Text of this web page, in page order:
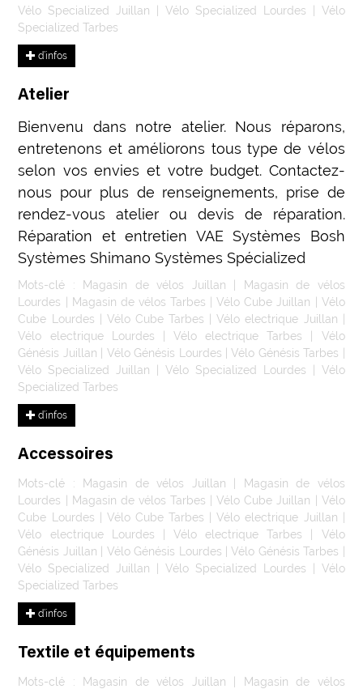
Vélo Specialized Juillan |Vélo Specialized Lourdes
Vélo
Specialized Tarbes
d’infos
Atelier
Bienvenu dans notre atelier. Nous réparons,
entretenons et améliorons tous type de vélos
selon vos envies et votre budget. Contactez-
nous pour plus de renseignements, prise de
rendez-vous atelier ou devis de réparation.
Réparation et entretien VAE Systèmes Bosh
Systèmes Shimano Systèmes Spécialized
Mots-clé : Magasin de vélos Juillan
Magasin de vélos
Lourdes
Magasin de vélos Tarbes |Vélo Cube Juillan
Vélo
Cube Lourdes
Vélo Cube Tarbes |Vélo electrique Juillan
Vélo electrique Lourdes |Vélo electrique Tarbes
Vélo
Génésis Juillan
Vélo Génésis Lourdes |Vélo Génésis Tarbes
Vélo Specialized Juillan |Vélo Specialized Lourdes
Vélo
Specialized Tarbes
d’infos
Accessoires
Mots-clé : Magasin de vélos Juillan
Magasin de vélos
Lourdes
Magasin de vélos Tarbes |Vélo Cube Juillan
Vélo
Cube Lourdes
Vélo Cube Tarbes |Vélo electrique Juillan
Vélo electrique Lourdes |Vélo electrique Tarbes
Vélo
Génésis Juillan
Vélo Génésis Lourdes |Vélo Génésis Tarbes
Vélo Specialized Juillan |Vélo Specialized Lourdes
Vélo
Specialized Tarbes
d’infos
Textile et équipements
Mots-clé : Magasin de vélos Juillan
Magasin de vélos